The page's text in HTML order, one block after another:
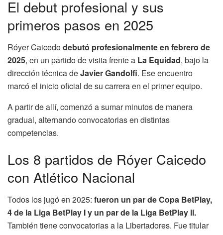
El debut profesional y sus
primeros pasos en 2025
Róyer Caicedodebutó profesionalmente en febrero de
2025, en un partido de visita frente a La Equidad, bajo la
dirección técnica deJavier Gandolfi. Ese encuentro
marcó el inicio oficial de su carrera en el primer equipo.
A partir de allí, comenzó a sumar minutos de manera
gradual, alternando convocatorias en distintas
competencias.
Los 8 partidos de Róyer Caicedo
con Atlético Nacional
Todos los jugó en 2025: fueron un par de Copa BetPlay,
4 de la Liga BetPlay I y un par de la Liga BetPlay II.
También tiene convocatorias a la Libertadores. Fue titular